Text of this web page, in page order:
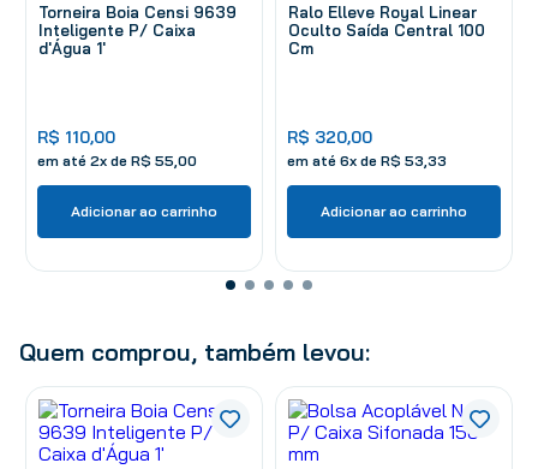
Torneira Boia Censi 9639
Inteligente P/ Caixa
d'Água 1'
R$ 110,00
em até 2x de R$ 55 00
Adicionar ao carrinho
Ralo Elleve Royal Linear
Oculto Saída Central 100
Cm
R$ 320,00
em até 6x de R$ 53 33
Adicionar ao carrinho
Quem comprou, também levou: